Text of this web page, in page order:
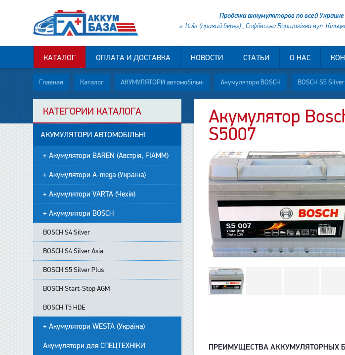
Продажа аккумуляторов по всей Украине
г. Київ (правий берег) , Софіївська Борщагівка вул.
КАТАЛОГ ОПЛАТА И ДОСТАВКА НОВОСТИ СТАТЬИ О НАС
Главная Каталог АКУМУЛЯТОРИ автомобільні Акумулятори BOSCH BOSCH S5
Акумулятор
S5007
ПРЕИМУЩЕСТВА АККУМУЛЯТОРНЫХ
КАТЕГОРИИ КАТАЛОГА
АКУМУЛЯТОРИ АВТОМОБІЛЬНІ
+ Акумулятори BAREN (Австрія, FIAMM)
+ Акумулятори A-mega (Україна)
+ Акумулятори VARTA (Чехія)
+ Акумулятори BOSCH
BOSCH S4 Silver
BOSCH S4 Silver Asia
BOSCH S5 Silver Plus
BOSCH Start-Stop AGM
BOSCH T5 HDE
+ Акумулятори WESTA (Україна)
Акумулятори для СПЕЦТЕХНІКИ